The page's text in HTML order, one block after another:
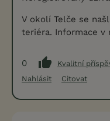
V okolí Telče se
teriéra. Informace v
0
Kvalitní
Nahlásit
Citovat